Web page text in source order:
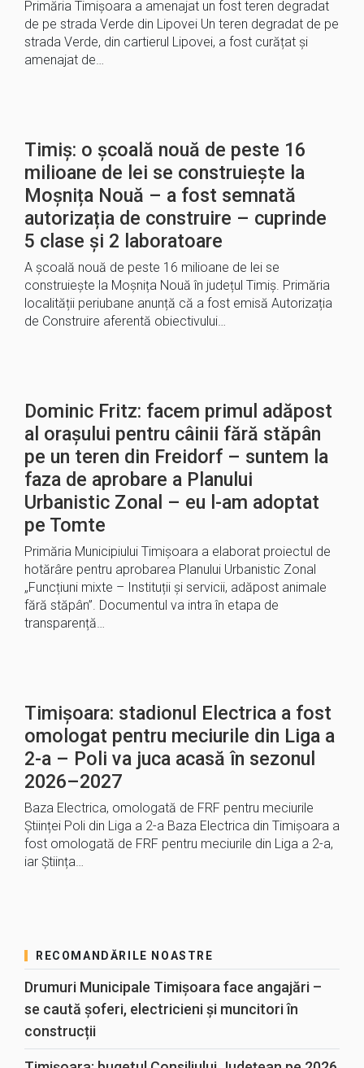
Primăria Timișoara a amenajat un fost teren degradat
de pe strada Verde din Lipovei Un teren degradat de pe
strada Verde, din cartierul Lipovei, a fost curățat și
amenajat de…
Timiș: o școală nouă de peste 16
milioane de lei se construiește la
Moșnița Nouă – a fost semnată
autorizația de construire – cuprinde
5 clase și 2 laboratoare
A școală nouă de peste 16 milioane de lei se
construiește la Moșnița Nouă în județul Timiș. Primăria
localității periubane anunță că a fost emisă Autorizația
de Construire aferentă obiectivului…
Dominic Fritz: facem primul adăpost
al orașului pentru câinii fără stăpân
pe un teren din Freidorf – suntem la
faza de aprobare a Planului
Urbanistic Zonal – eu l-am adoptat
pe Tomte
Primăria Municipiului Timișoara a elaborat proiectul de
hotărâre pentru aprobarea Planului Urbanistic Zonal
„Funcțiuni mixte – Instituții și servicii, adăpost animale
fără stăpân”. Documentul va intra în etapa de
transparență…
Timișoara: stadionul Electrica a fost
omologat pentru meciurile din Liga a
2-a – Poli va juca acasă în sezonul
2026–2027
Baza Electrica, omologată de FRF pentru meciurile
Științei Poli din Liga a 2-a Baza Electrica din Timișoara a
fost omologată de FRF pentru meciurile din Liga a 2-a,
iar Știința…
RECOMANDĂRILE NOASTRE
Drumuri Municipale Timișoara face angajări –
se caută șoferi, electricieni și muncitori în
construcții